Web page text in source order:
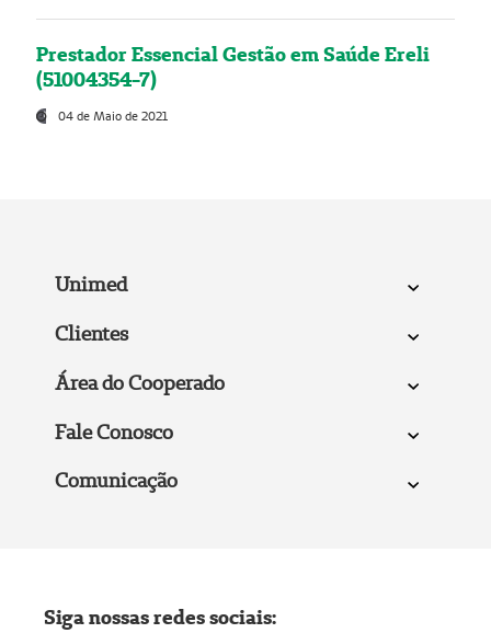
Prestador Essencial Gestão em Saúde Ereli
(51004354-7)
04 de Maio de 2021
Unimed
Clientes
Área do Cooperado
Fale Conosco
Comunicação
Siga nossas redes sociais: